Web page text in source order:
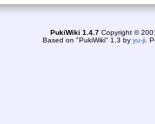
PukiWiki 1.4.7 Copyright ©
Based on "PukiWiki" 1.3 by yu-ji .